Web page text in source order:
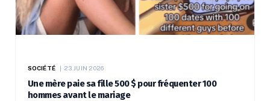
SOCIÉTÉ 23 JUIN 2026
Une mère paie sa fille 500 $ pour fréquenter 100
hommes avant le mariage